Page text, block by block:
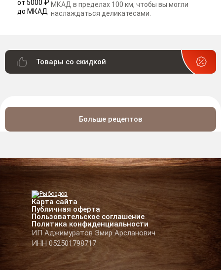
МКАД в пределах 100 км, чтобы вы могли
наслаждаться деликатесами.
Товары со скидкой
Больше рецептов
Карта сайта
Публичная оферта
Пользовательское соглашение
Политика конфиденциальности
ИП Аджимуратов Эмир Арсланович
ИНН 052501798717